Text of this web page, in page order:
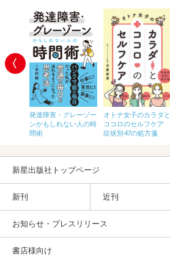
発達障害・グレーゾー
ンかもしれない人の時
間術
オトナ女子のカラダと
ココロのセルフケア
症状別47の処方箋
新星出版社トップページ
新刊 近刊
お知らせ・プレスリリース
書店様向け